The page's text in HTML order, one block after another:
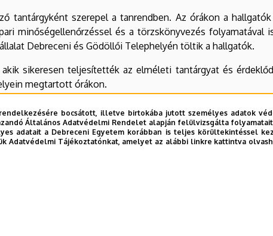
tantárgyként szerepel a tanrendben. Az órákon a
minőségellenőrzéssel és a törzskönyvezés
Debreceni és Gödöllői Telephelyén töltik a hallgatók.
sikeresen teljesítették az elméleti tantárgyat és
megtartott órákon.
bocsátott, illetve birtokába jutott személyes adatok
Általános Adatvédelmi Rendelet alapján felülvizsgálta
adatait a Debreceni Egyetem korábban is teljes körültekintéssel
Adatvédelmi Tájékoztatónkat, amelyet az alábbi linkre kattintva